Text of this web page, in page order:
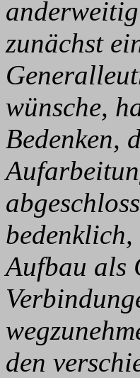
zunächst
wünsche,
Bedenken,
Aufbau als
den